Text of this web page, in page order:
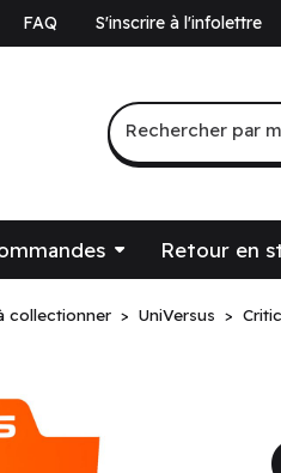
FAQ S'inscrire à l'infolettre
Recherche
Rechercher par
Retour en
collectionner UniVersus